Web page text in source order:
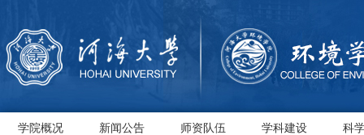
学院概况 新闻公告 师资队伍 学科建设 科